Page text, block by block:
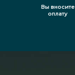
Вы вносите
оплату